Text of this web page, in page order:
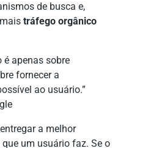
de busca e,
tráfego orgânico
é apenas sobre
fornecer a
ao usuário.”
a melhor
um usuário faz. Se o